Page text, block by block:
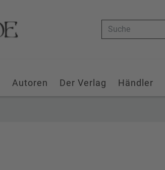
Suche
Autoren Der Verlag Händler